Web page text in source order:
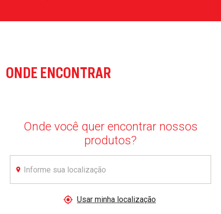
AMSTEL
ONDE ENCONTRAR
Onde você quer encontrar nossos
produtos?
Usar minha localização